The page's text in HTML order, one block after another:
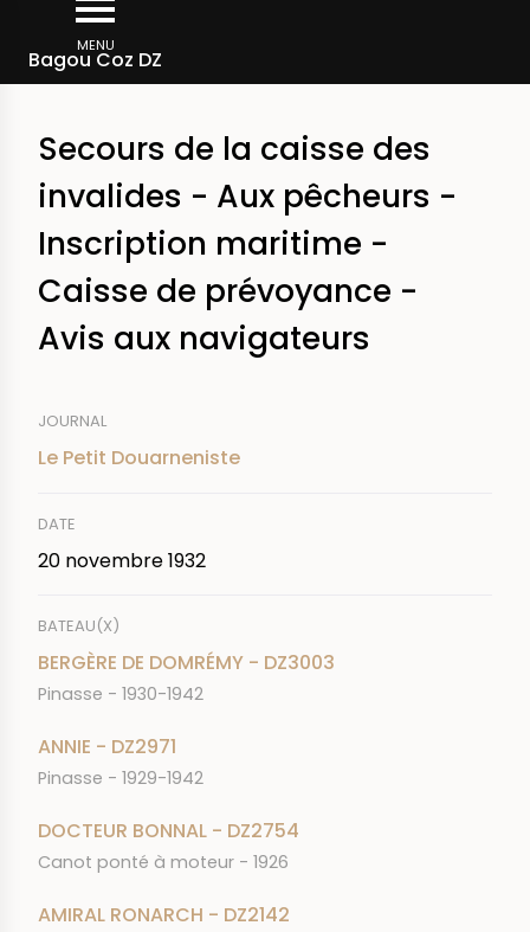
contenu
MENU
Bagou Coz DZ
d'Ariane
Rechercher dans la presse
Secours de la caisse des
invalides - Aux pêcheurs -
Inscription maritime -
Caisse de prévoyance -
Avis aux navigateurs
JOURNAL
Le Petit Douarneniste
DATE
20 novembre 1932
BATEAU(X)
BERGÈRE DE DOMRÉMY - DZ3003
Pinasse - 1930-1942
ANNIE - DZ2971
Pinasse - 1929-1942
DOCTEUR BONNAL - DZ2754
Canot ponté à moteur - 1926
AMIRAL RONARCH - DZ2142